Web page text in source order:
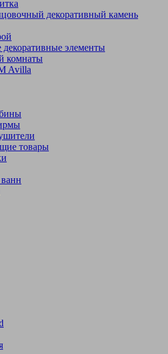
декоративный камень
элементы
комнаты
Avilla
товары